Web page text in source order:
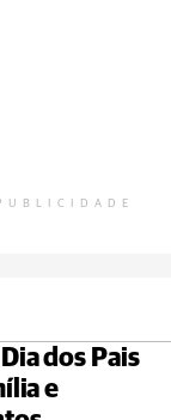
dos Pais
e